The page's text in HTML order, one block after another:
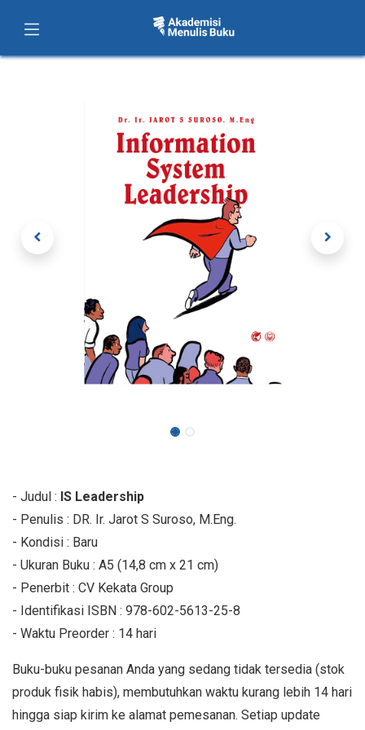
- Judul : IS Leadership
- Penulis : DR. Ir. Jarot S Suroso, M.Eng.
- Kondisi : Baru
- Ukuran Buku : A5 (14,8 cm x 21 cm)
- Penerbit : CV Kekata Group
- Identifikasi ISBN : 978-602-5613-25-8
- Waktu Preorder : 14 hari
Buku-buku pesanan Anda yang sedang tidak tersedia (stok
produk fisik habis), membutuhkan waktu kurang lebih 14 hari
hingga siap kirim ke alamat pemesanan. Setiap update